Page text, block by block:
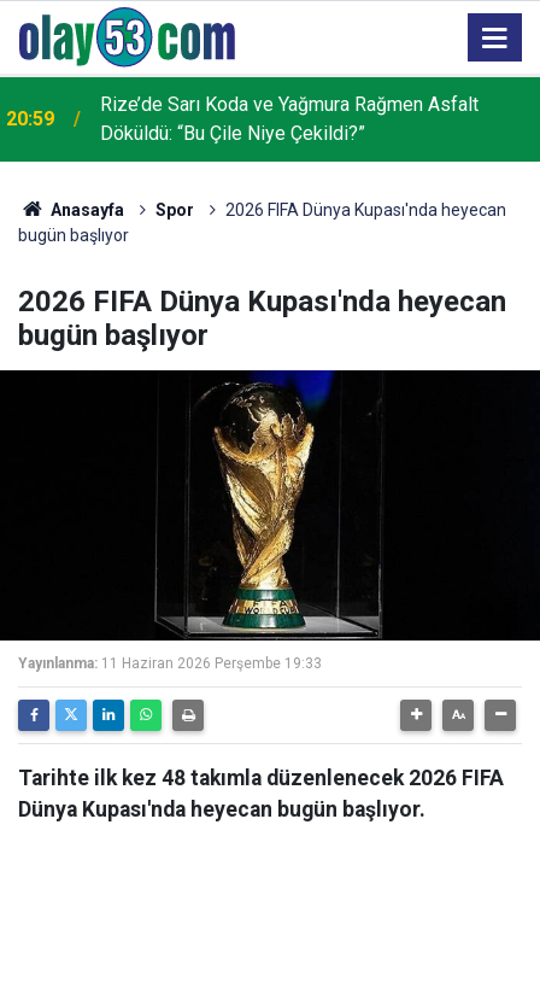
20:59
Rize’de Sarı Koda ve Yağmura Rağmen Asfalt
Döküldü: “Bu Çile Niye Çekildi?”
Anasayfa Spor
2026 FIFA Dünya Kupası'nda heyecan
bugün başlıyor
2026 FIFA Dünya Kupası'nda heyecan
bugün başlıyor
Yayınlanma: 11 Haziran 2026 Perşembe 19:33
Tarihte ilk kez 48 takımla düzenlenecek 2026 FIFA
Dünya Kupası'nda heyecan bugün başlıyor.